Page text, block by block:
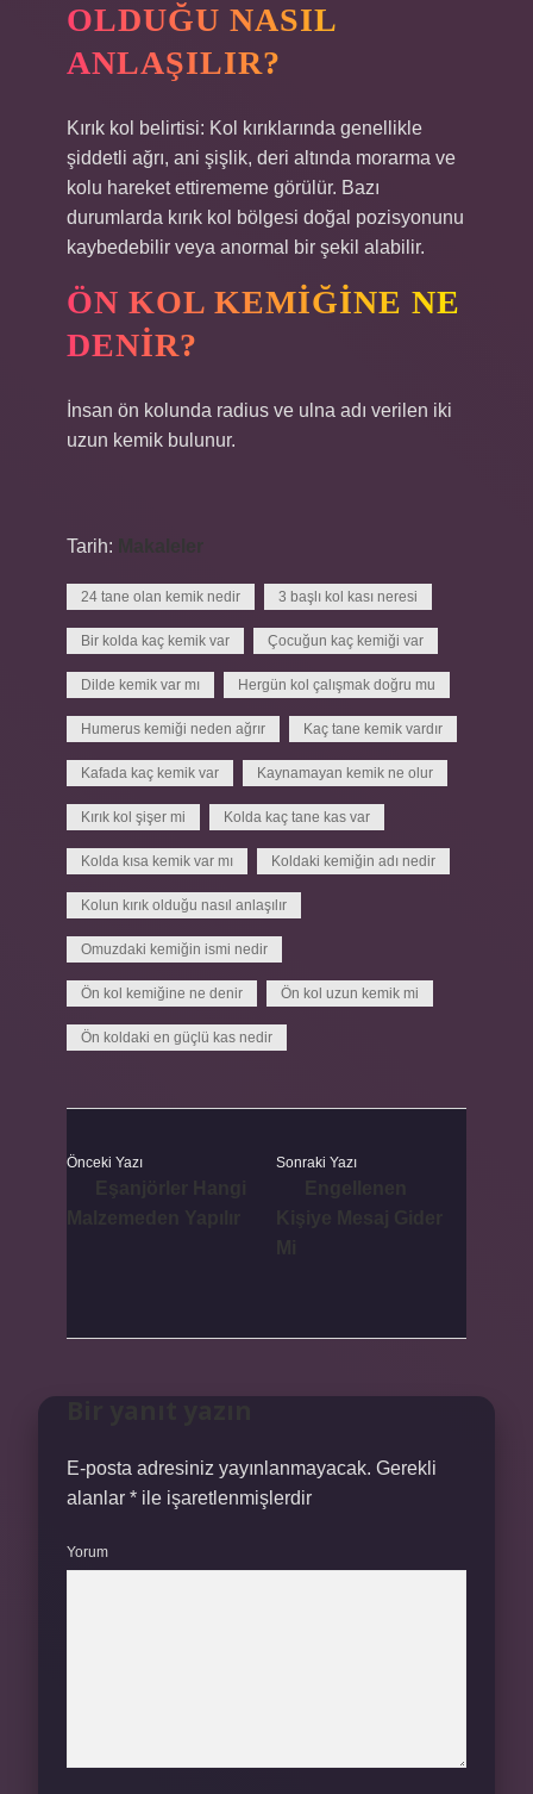
OLDUĞU NASIL
ANLAŞILIR?
Kırık kol belirtisi: Kol kırıklarında genellikle
şiddetli ağrı, ani şişlik, deri altında morarma ve
kolu hareket ettirememe görülür. Bazı
durumlarda kırık kol bölgesi doğal pozisyonunu
kaybedebilir veya anormal bir şekil alabilir.
ÖN KOL KEMIĞINE NE
DENIR?
İnsan ön kolunda radius ve ulna adı verilen iki
uzun kemik bulunur.
Tarih:
24 tane olan kemik nedir 3 başlı kol kası neresi
Bir kolda kaç kemik var Çocuğun kaç kemiği var
Dilde kemik var mı Hergün kol çalışmak doğru mu
Humerus kemiği neden ağrır Kaç tane kemik vardır
Kafada kaç kemik var Kaynamayan kemik ne olur
Kırık kol şişer mi Kolda kaç tane kas var
Kolda kısa kemik var mı Koldaki kemiğin adı nedir
Kolun kırık olduğu nasıl anlaşılır
Omuzdaki kemiğin ismi nedir
Ön kol kemiğine ne denir Ön kol uzun kemik mi
Ön koldaki en güçlü kas nedir
Önceki Yazı Sonraki Yazı
E-posta adresiniz yayınlanmayacak. Gerekli
alanlar * ile işaretlenmişlerdir
Yorum